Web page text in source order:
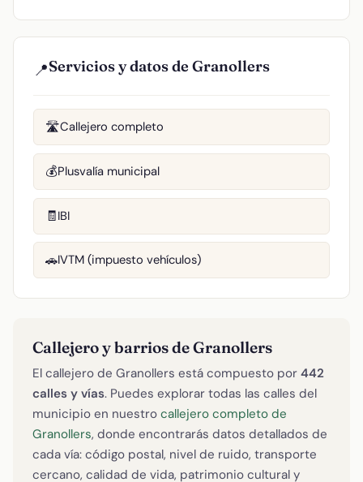
📍Servicios y datos de Granollers
🛣️Callejero completo
💰Plusvalía municipal
🧾IBI
🚗IVTM (impuesto vehículos)
Callejero y barrios de Granollers
El callejero de Granollers está compuesto por 442
calles y vías. Puedes explorar todas las calles del
municipio en nuestro callejero completo de
Granollers, donde encontrarás datos detallados de
cada vía: código postal, nivel de ruido, transporte
cercano, calidad de vida, patrimonio cultural y